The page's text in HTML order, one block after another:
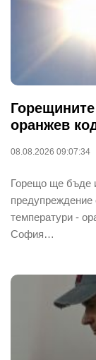
оранжев
08.08.2026 09:07:34
Горещо ще бъде
предупреждение
температури -
София…